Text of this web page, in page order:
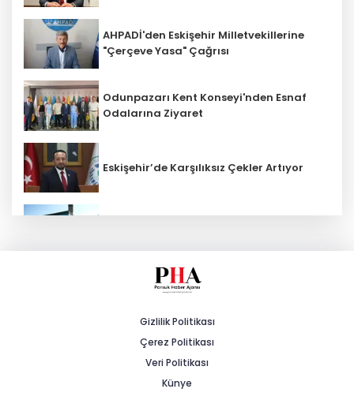
AHPADİ'den Eskişehir Milletvekillerine
"Çerçeve Yasa" Çağrısı
Odunpazarı Kent Konseyi'nden Esnaf
Odalarına Ziyaret
Eskişehir’de Karşılıksız Çekler Artıyor
MHP'li Cengiz: "Yalnızca Ağaçlar Değil,
Tarihi Yürüyüş Yolları Mihalıççık’ta
Devam Etti
Gizlilik Politikası
Çerez Politikası
Veri Politikası
Künye